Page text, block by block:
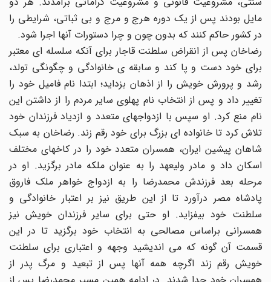
مایل بودند پس از یک دوره هرج و مرج و بی ثباتی، شرایطی را
در کشور حاکم کنند که بدون چون و چرا دستورات آنها اجرا شود.
رضاخان پس از انقراض سلطنت قاجار برای آنکه سلسله ای معتبر
برای خود دست و پا کند و سابقه ی خانوادگی و چگونگی تولد،
رشد و پرورش خویش را از اذهان بزداید؛ ابتدا نام فامیل خود را
تغییر داد و پس از انتخاب نام پهلوی سایر مردم را از داشتن این
نام منع کرد. او سپس با ازدواجهای متعدد و ازدیاد فرزندان خود
تلاش کرد تا خانواده ای بزرگ برای خود رقم زند. رضاخان به سبک
شاهان پیشین ایران، همسران متعدد خود را در کاخهای مختلف
اسکان داد و مادر ولیعهد را به عنوان ملکه مادر برگزید. او در
مرحله بعد فرزندش محمدرضا را به ازدواج خواهر ملک فاروق
پادشاه مصر درآورد تا از این طریق نیز بر اعتبار خانوادگی و
سلطنت خود بیفزاید. او حتی برای سایر فرزندان خویش نیز
همسرانی براساس مصالحی به انتخاب خود برگزید تا در این
قسمت آن گونه که می اندیشید وجهه و اعتباری برای سلطنت
خویش رقم زند اگرچه همه آنها پس از تبعید و مرگ پدر از